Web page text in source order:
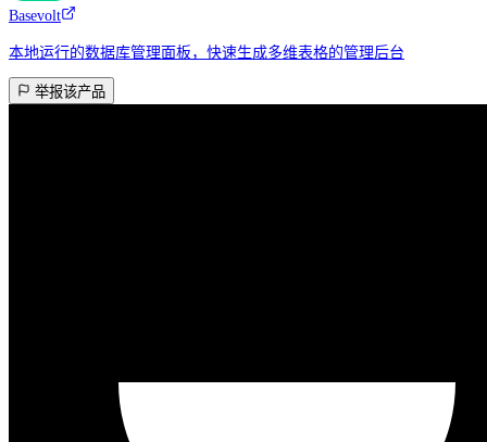
Basevolt
本地运行的数据库管理面板，快速生成多维表格的管理后台
举报该产品